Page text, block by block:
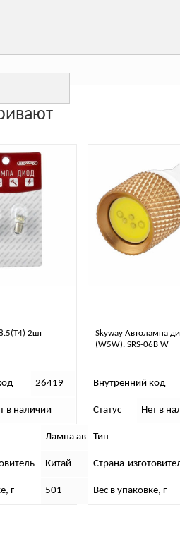
2шт
26419
в наличии
Лампа автомобильная
Китай
г 501
Skyway Автолампа
(W5W). SRS-06B W
Внутренний код
Статус Нет в
Тип
Страна-
Вес в упаковке, г